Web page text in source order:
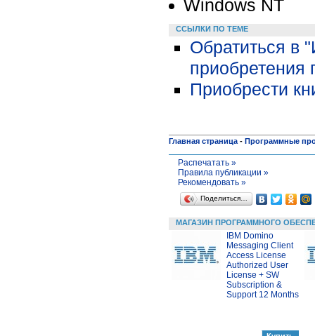
Windows NT
ССЫЛКИ ПО ТЕМЕ
Обратиться в
приобретения
Приобрести
Главная страница - Программные
Распечатать »
Правила публикации »
Рекомендовать »
Поделиться…
МАГАЗИН ПРОГРАММНОГО
IBM Domino
Messaging Client
Access License
Authorized User
License + SW
Subscription &
Support 12 Months